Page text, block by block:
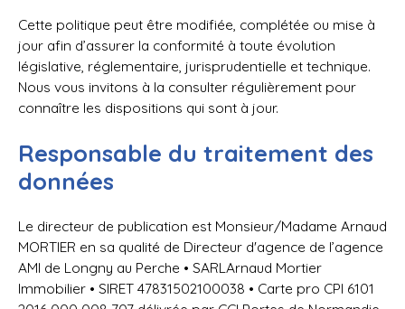
Cette politique peut être modifiée, complétée ou mise à
jour afin d’assurer la conformité à toute évolution
législative, réglementaire, jurisprudentielle et technique.
Nous vous invitons à la consulter régulièrement pour
connaître les dispositions qui sont à jour.
Responsable du traitement des
données
Le directeur de publication est Monsieur/Madame Arnaud
MORTIER en sa qualité de Directeur d'agence de l’agence
AMI de Longny au Perche • SARLArnaud Mortier
Immobilier • SIRET 47831502100038 • Carte pro CPI 6101